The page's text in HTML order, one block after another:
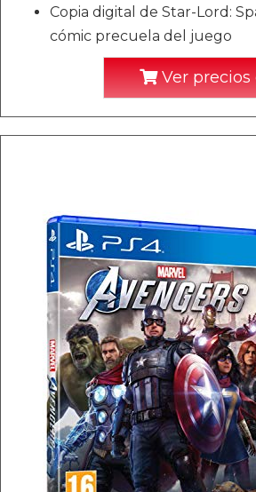
Copia digital de Star-Lord:
cómic precuela del juego
Ver precios